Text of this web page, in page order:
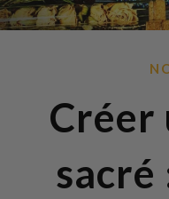
Créer